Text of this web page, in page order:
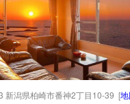
新潟県柏崎市番神2丁目10-39 [